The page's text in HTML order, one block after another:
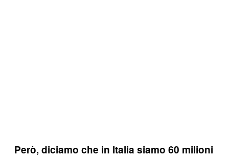
Però, diciamo che in Italia siamo 60 milioni